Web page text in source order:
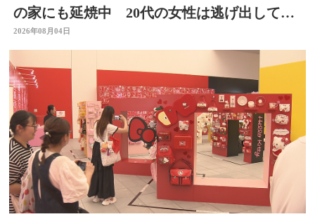
の家にも延焼中 20代の女性は逃げ出して無
事 大分
2026年08月04日